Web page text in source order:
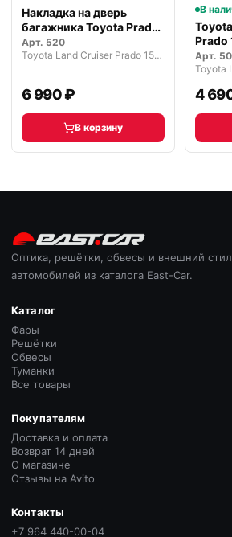
Накладка на дверь
багажника Toyota Prado
2014-201…
Арт. 520
Toyota Land Cruiser Prado 150 рестайлинг (2013—2017)
6 990 ₽
В корзину
В
Prado
Арт.
4
Оптика, решётки, обвесы и внешний
автомобилей из каталога East-Car.
Каталог
Фары
Решётки
Обвесы
Туманки
Все товары
Покупателям
Доставка и оплата
Возврат 14 дней
О магазине
Отзывы на Avito
Контакты
+7 964 440-00-04